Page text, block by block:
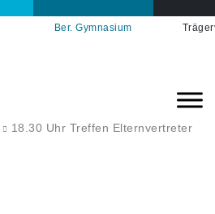
Ber. Gymnasium
18.30 Uhr Treffen Elternvertreter